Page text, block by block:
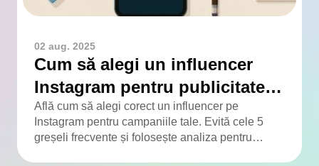
02 aug. 2025
Cum să alegi un influencer
Instagram pentru publicitate: 5
greșeli ușor de evitat
Află cum să alegi corect un influencer pe
Instagram pentru campaniile tale. Evită cele 5
greșeli frecvente și folosește analiza pentru